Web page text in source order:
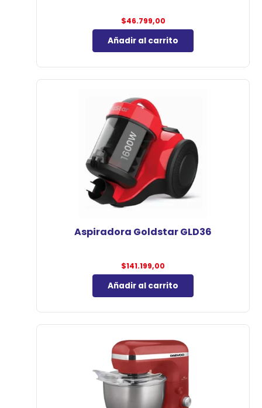
$46.799,00
Añadir al carrito
Aspiradora Goldstar GLD36
$141.199,00
Añadir al carrito